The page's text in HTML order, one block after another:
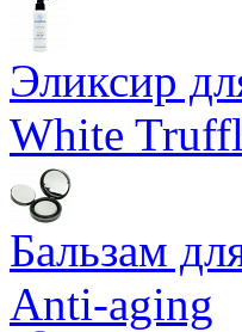
Эликсир
White
Бальзам
Anti-aging